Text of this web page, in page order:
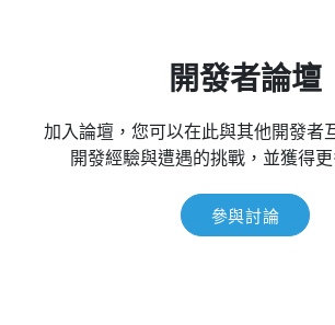
開發者論壇
加入論壇，您可以在此與其他開發者
開發經驗與遭遇的挑戰，並獲得更
參與討論